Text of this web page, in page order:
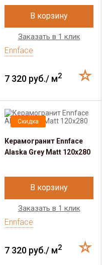
В корзину
Заказать в 1 клик
Ennface
7 320 руб./ м2
Скидка
Керамогранит Ennface
Alaska Grey Matt 120x280
В корзину
Заказать в 1 клик
Ennface
7 320 руб./ м2